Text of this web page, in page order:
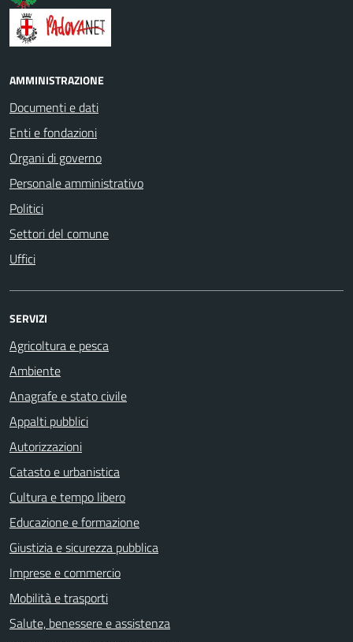
AMMINISTRAZIONE
Documenti e dati
Enti e fondazioni
Organi di governo
Personale amministrativo
Politici
Settori del comune
Uffici
SERVIZI
Agricoltura e pesca
Ambiente
Anagrafe e stato civile
Appalti pubblici
Autorizzazioni
Catasto e urbanistica
Cultura e tempo libero
Educazione e formazione
Giustizia e sicurezza pubblica
Imprese e commercio
Mobilità e trasporti
Salute, benessere e assistenza